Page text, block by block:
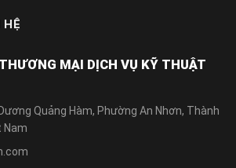
MẠI DỊCH VỤ KỸ THUẬT
Quảng Hàm, Phường An Nhơn, Thành
Nam